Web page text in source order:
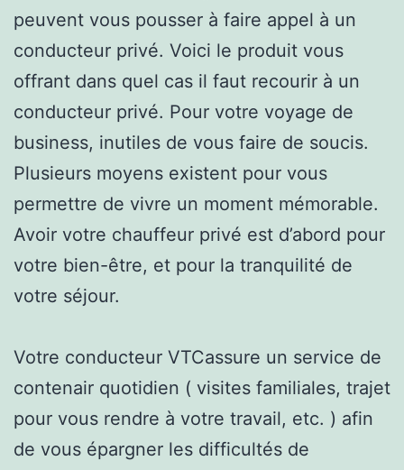
peuvent vous pousser à faire appel à un
conducteur privé. Voici le produit vous
offrant dans quel cas il faut recourir à un
conducteur privé. Pour votre voyage de
business, inutiles de vous faire de soucis.
Plusieurs moyens existent pour vous
permettre de vivre un moment mémorable.
Avoir votre chauffeur privé est d’abord pour
votre bien-être, et pour la tranquilité de
votre séjour.
Votre conducteur VTCassure un service de
contenair quotidien ( visites familiales, trajet
pour vous rendre à votre travail, etc. ) afin
de vous épargner les difficultés de